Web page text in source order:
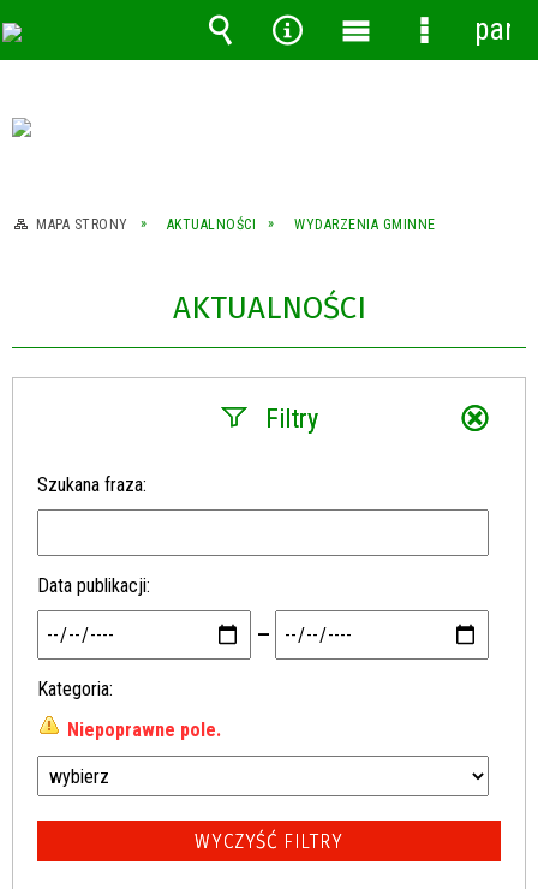
MAPA STRONY AKTUALNOŚCI WYDARZENIA GMINNE
AKTUALNOŚCI
Filtry
Szukana fraza
Data publikacji
—
Kategoria
Niepoprawne pole.
Wyszukiwarka
Narzędzia
MenuMenu